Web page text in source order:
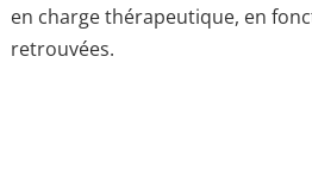
en charge thérapeutique, en
retrouvées.